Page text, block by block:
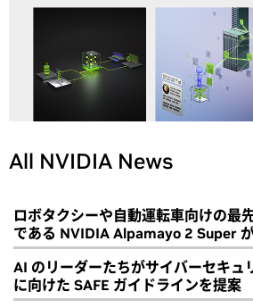
All NVIDIA News
ロボタクシーや自動運転車向けの最
である NVIDIA Alpamayo 2 Super
AI のリーダーたちがサイバーセキュ
に向けた SAFE ガイドラインを提案